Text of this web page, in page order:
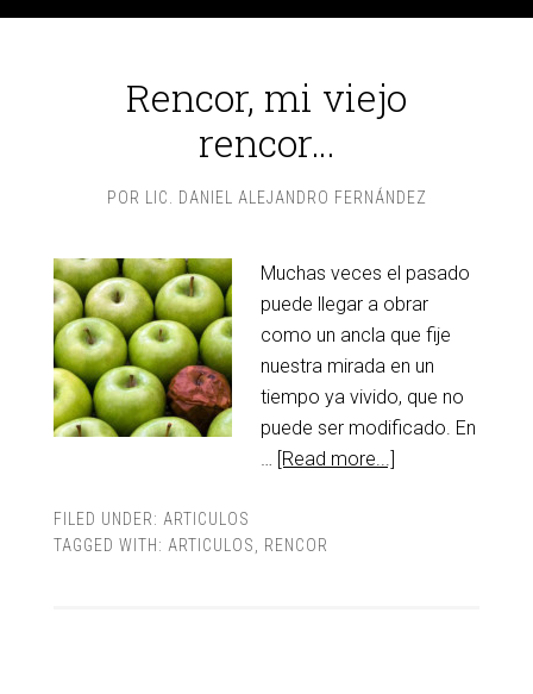
Rencor, mi viejo
rencor…
POR LIC. DANIEL ALEJANDRO FERNÁNDEZ
Muchas veces el pasado
puede llegar a obrar
como un ancla que fije
nuestra mirada en un
tiempo ya vivido, que no
puede ser modificado. En
… [Read more...]
FILED UNDER: ARTICULOS
TAGGED WITH: ARTICULOS RENCOR